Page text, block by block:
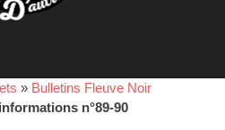
» Bulletins Fleuve Noir
n°89-90